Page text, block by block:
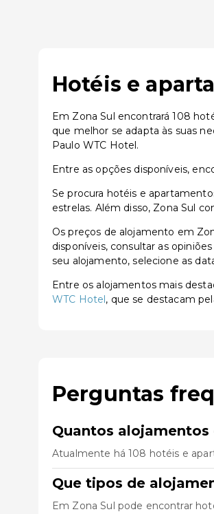
Hotéis e
Em Zona Sul encontrará 108
que melhor se adapta às suas
Paulo WTC Hotel.
Entre as opções disponíveis,
Se procura hotéis e
estrelas. Além disso, Zona Sul
Os preços de alojamento em
disponíveis, consultar as
seu alojamento, selecione as
Entre os alojamentos mais
WTC Hotel, que se destacam
Perguntas
Quantos alojamentos
Atualmente há 108 hotéis e
Que tipos de
Em Zona Sul pode encontrar